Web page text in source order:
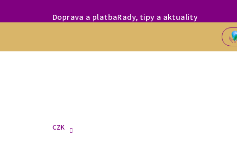
MILÍ
Doprava a platbaRady, tipy a aktuality
CZK